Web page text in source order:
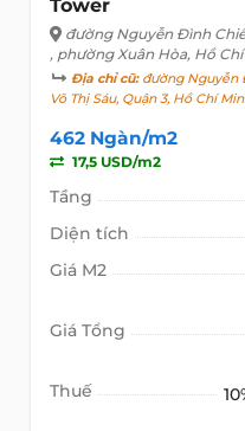
Tower
đường Nguyễn Đình
, phường Xuân Hòa, Hồ
Địa chỉ cũ:đường Nguyễn
Võ Thị Sáu, Quận 3, Hồ Chí
462 Ngàn/m2
17,5 USD/m2
Tầng
Diện tích
Giá M2
Giá Tổng
Thuế